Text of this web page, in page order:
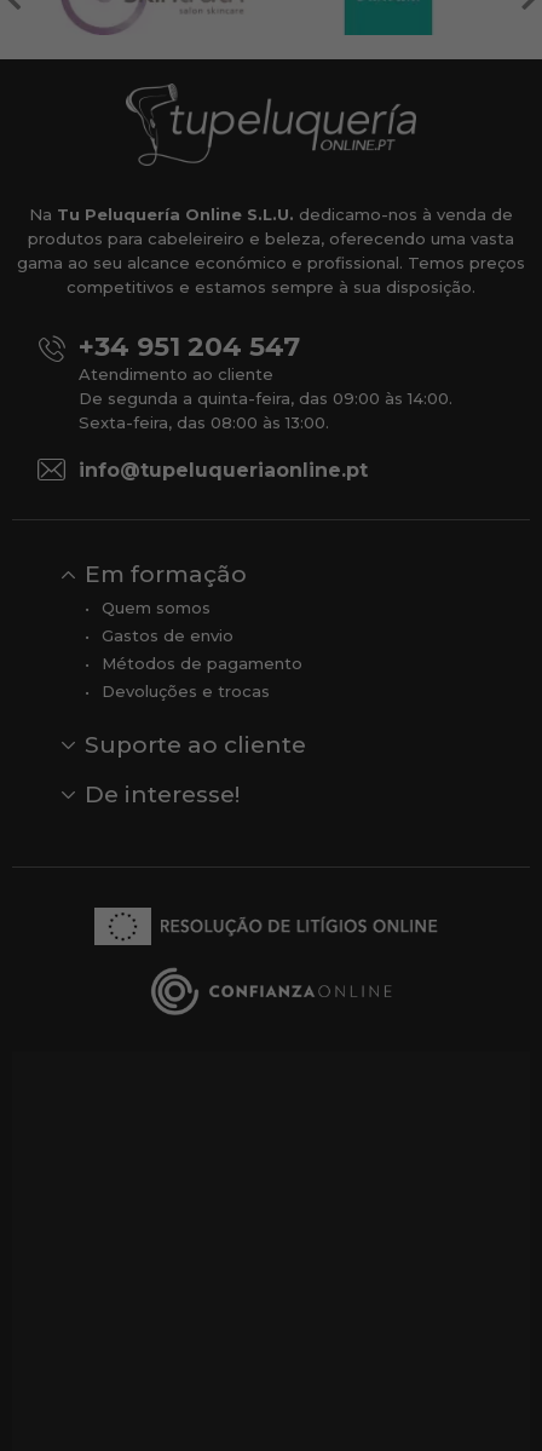
Na Tu Peluquería Online S.L.U. dedicamo-nos à venda de
produtos para cabeleireiro e beleza, oferecendo uma vasta
gama ao seu alcance económico e profissional. Temos preços
competitivos e estamos sempre à sua disposição.
+34 951 204 547
Atendimento ao cliente
De segunda a quinta-feira, das 09:00 às 14:00.
Sexta-feira, das 08:00 às 13:00.
info@tupeluqueriaonline.pt
Em formação
Quem somos
Gastos de envio
Métodos de pagamento
Devoluções e trocas
Suporte ao cliente
Comentários
Comentários do Google
De interesse!